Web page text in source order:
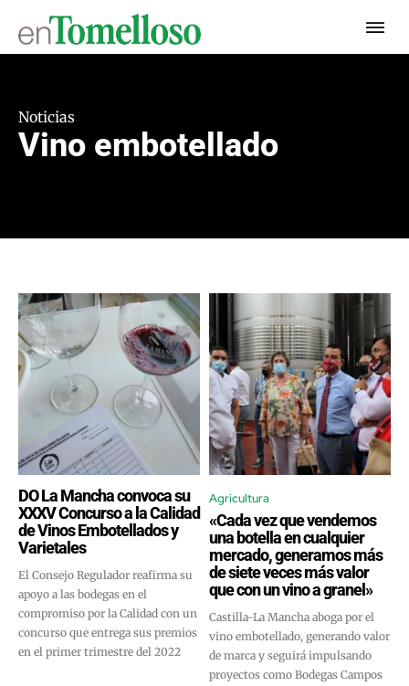
Noticias
Vino embotellado
DO La Mancha convoca su
XXXV Concurso a la Calidad
de Vinos Embotellados y
Varietales
El Consejo Regulador reafirma su
apoyo a las bodegas en el
compromiso por la Calidad con un
concurso que entrega sus premios
en el primer trimestre del 2022
Agricultura
«Cada vez que vendemos
una botella en cualquier
mercado, generamos más
de siete veces más valor
que con un vino a granel»
Castilla-La Mancha aboga por el
vino embotellado, generando valor
de marca y seguirá impulsando
proyectos como Bodegas Campos